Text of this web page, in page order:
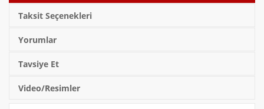
Taksit Seçenekleri
Yorumlar
Tavsiye Et
Video/Resimler